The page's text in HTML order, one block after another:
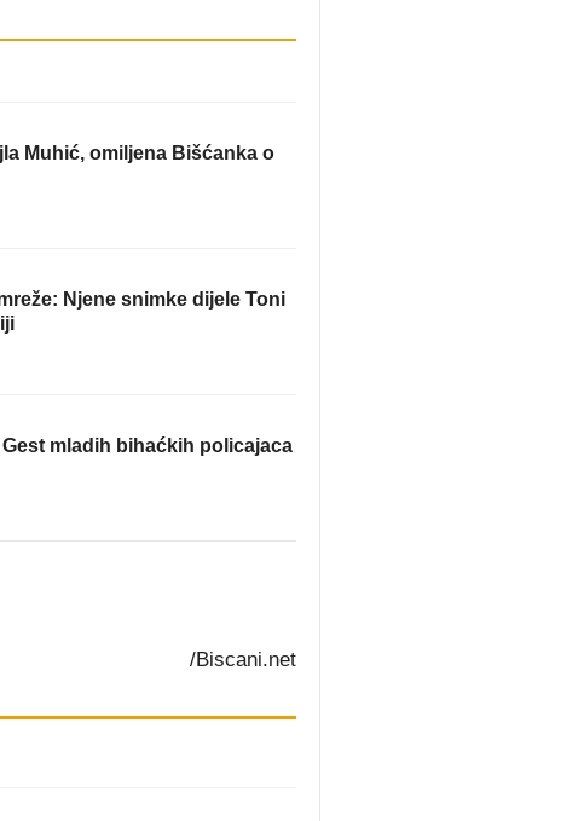
Muhić, omiljena Bišćanka o
Njene snimke dijele Toni
mladih bihaćkih policajaca
/Biscani.net